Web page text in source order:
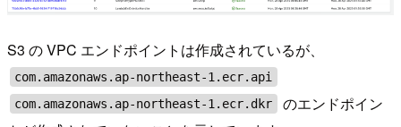
S3 の VPC エンドポイントは作成されているが、
com.amazonaws.ap-northeast-1.ecr.api
com.amazonaws.ap-northeast-1.ecr.dkr
のエンドポイン